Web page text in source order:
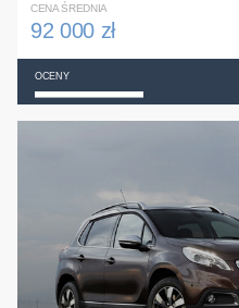
CENA ŚREDNIA
92 000 zł
OCENY